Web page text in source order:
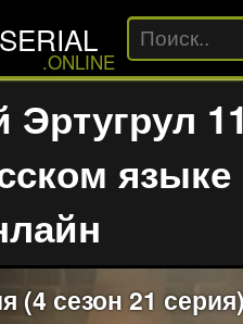
.ONLINE
языке
(4 сезон 21